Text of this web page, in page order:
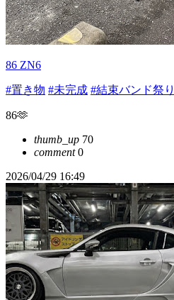
86 ZN6
#置き物 #未完成 #結束バンド祭り
86🫶
thumb_up 70
comment0
2026/04/29 16:49